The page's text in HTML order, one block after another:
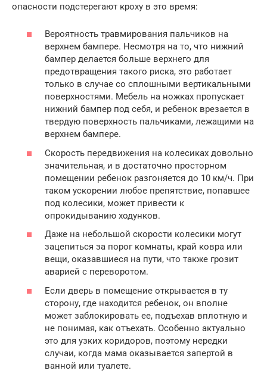
опасности подстерегают кроху в это время:
Вероятность травмирования пальчиков на
верхнем бампере. Несмотря на то, что нижний
бампер делается больше верхнего для
предотвращения такого риска, это работает
только в случае со сплошными вертикальными
поверхностями. Мебель на ножках пропускает
нижний бампер под себя, и ребенок врезается в
твердую поверхность пальчиками, лежащими на
верхнем бампере.
Скорость передвижения на колесиках довольно
значительная, и в достаточно просторном
помещении ребенок разгоняется до 10 км/ч. При
таком ускорении любое препятствие, попавшее
под колесики, может привести к
опрокидыванию ходунков.
Даже на небольшой скорости колесики могут
зацепиться за порог комнаты, край ковра или
вещи, оказавшиеся на пути, что также грозит
аварией с переворотом.
Если дверь в помещение открывается в ту
сторону, где находится ребенок, он вполне
может заблокировать ее, подъехав вплотную и
не понимая, как отъехать. Особенно актуально
это для узких коридоров, поэтому нередки
случаи, когда мама оказывается запертой в
ванной или туалете.